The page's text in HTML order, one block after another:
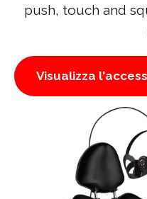
push, touch and
Visualizza